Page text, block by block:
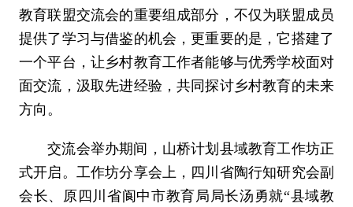
教育联盟交流会的重要组成部分，不仅为联盟成员
提供了学习与借鉴的机会，更重要的是，它搭建了
一个平台，让乡村教育工作者能够与优秀学校面对
面交流，汲取先进经验，共同探讨乡村教育的未来
方向。
交流会举办期间，山桥计划县域教育工作坊正
式开启。工作坊分享会上，四川省陶行知研究会副
会长、原四川省阆中市教育局局长汤勇就“县域教